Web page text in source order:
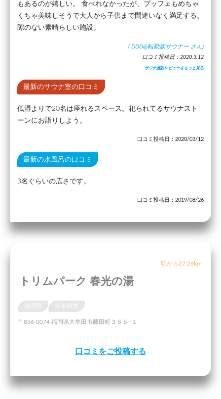
もあるのが嬉しい。 食べれなかったが、ブッフェもめちゃ
くちゃ美味しそうで大人から子供まで間違いなく満足する。
隙のない素晴らしい施設。
( DDD@転勤族サウナー さん)
口コミ投稿日：2020.3.12
サウナ施設レビューをもっと見る
最新のサウナ室の口コミ
低湿よりで20名は座れるスペース。祀られてるサウナスト
ーンにお詣りしよう。
口コミ投稿日：2020/03/12
最新の水風呂の口コミ
3名ぐらいの広さです。
口コミ投稿日：2019/08/26
駅から27.26km
トリムパーク 春光の湯
大牟田市
〒836-0074 福岡県大牟田市藤田町３６５−１
口コミをご投稿する